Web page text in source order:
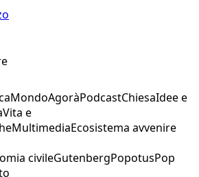
MondoAgoràPodcastChiesaIdee e
Vita e
MultimediaEcosistema avvenire
civileGutenbergPopotusPop